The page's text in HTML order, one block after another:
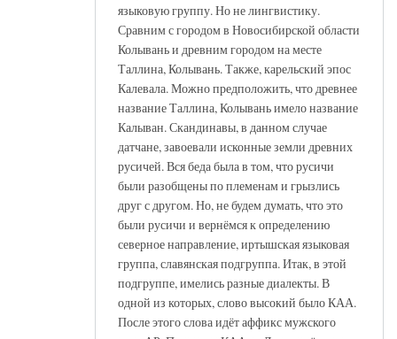
языковую группу. Но не лингвистику.
Сравним с городом в Новосибирской области
Колывань и древним городом на месте
Таллина, Колывань. Также, карельский эпос
Калевала. Можно предположить, что древнее
название Таллина, Колывань имело название
Калыван. Скандинавы, в данном случае
датчане, завоевали исконные земли древних
русичей. Вся беда была в том, что русичи
были разобщены по племенам и грызлись
друг с другом. Но, не будем думать, что это
были русичи и вернёмся к определению
северное направление, иртышская языковая
группа, славянская подгруппа. Итак, в этой
подгруппе, имелись разные диалекты. В
одной из которых, слово высокий было КАА.
После этого слова идёт аффикс мужского